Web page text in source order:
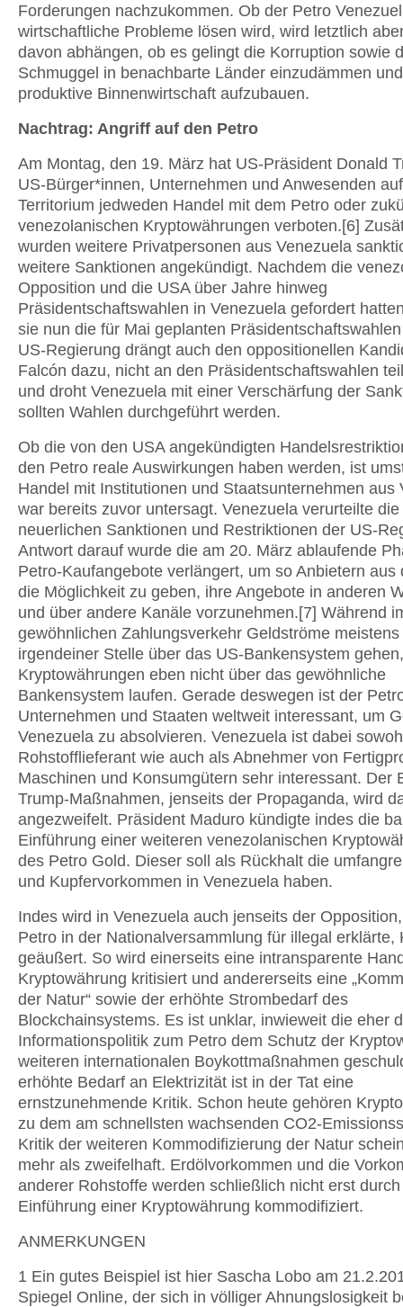
Forderungen nachzukommen. Ob der Petro
wirtschaftliche Probleme lösen wird, wird letztlich
davon abhängen, ob es gelingt die Korruption sowie
Schmuggel in benachbarte Länder einzudämmen
produktive Binnenwirtschaft aufzubauen.
Nachtrag: Angriff auf den Petro
Am Montag, den 19. März hat US-Präsident Donald
US-Bürger*innen, Unternehmen und Anwesenden
Territorium jedweden Handel mit dem Petro oder
venezolanischen Kryptowährungen verboten.[6]
wurden weitere Privatpersonen aus Venezuela
weitere Sanktionen angekündigt. Nachdem die
Opposition und die USA über Jahre hinweg
Präsidentschaftswahlen in Venezuela gefordert
sie nun die für Mai geplanten
US-Regierung drängt auch den oppositionellen
Falcón dazu, nicht an den Präsidentschaftswahlen
und droht Venezuela mit einer Verschärfung der
sollten Wahlen durchgeführt werden.
Ob die von den USA angekündigten
den Petro reale Auswirkungen haben werden, ist
Handel mit Institutionen und Staatsunternehmen aus
war bereits zuvor untersagt. Venezuela verurteilte die
neuerlichen Sanktionen und Restriktionen der US-
Antwort darauf wurde die am 20. März ablaufende
Petro-Kaufangebote verlängert, um so Anbietern aus
die Möglichkeit zu geben, ihre Angebote in anderen
und über andere Kanäle vorzunehmen.[7] Während
gewöhnlichen Zahlungsverkehr Geldströme meistens
irgendeiner Stelle über das US-Bankensystem
Kryptowährungen eben nicht über das gewöhnliche
Bankensystem laufen. Gerade deswegen ist der
Unternehmen und Staaten weltweit interessant, um
Venezuela zu absolvieren. Venezuela ist dabei
Rohstofflieferant wie auch als Abnehmer von
Maschinen und Konsumgütern sehr interessant. Der
Trump-Maßnahmen, jenseits der Propaganda, wird
angezweifelt. Präsident Maduro kündigte indes die
Einführung einer weiteren venezolanischen
des Petro Gold. Dieser soll als Rückhalt die
und Kupfervorkommen in Venezuela haben.
Indes wird in Venezuela auch jenseits der
Petro in der Nationalversammlung für illegal erklärte,
geäußert. So wird einerseits eine intransparente
Kryptowährung kritisiert und andererseits eine
der Natur“ sowie der erhöhte Strombedarf des
Blockchainsystems. Es ist unklar, inwieweit die eher
Informationspolitik zum Petro dem Schutz der
weiteren internationalen Boykottmaßnahmen
erhöhte Bedarf an Elektrizität ist in der Tat eine
ernstzunehmende Kritik. Schon heute gehören
zu dem am schnellsten wachsenden CO2-
Kritik der weiteren Kommodifizierung der Natur
mehr als zweifelhaft. Erdölvorkommen und die
anderer Rohstoffe werden schließlich nicht erst
Einführung einer Kryptowährung kommodifiziert.
ANMERKUNGEN
1 Ein gutes Beispiel ist hier Sascha Lobo am
Spiegel Online, der sich in völliger Ahnungslosigkeit